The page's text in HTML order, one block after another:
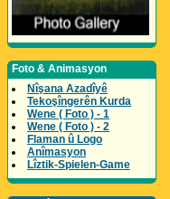
Foto & Animasyon
Nîşana Azadîyê
Tekoşîngerên Kurda
Wene ( Foto ) - 1
Wene ( Foto ) - 2
Flaman û Logo
Anîmasyon
Lîztik-Spielen-Game